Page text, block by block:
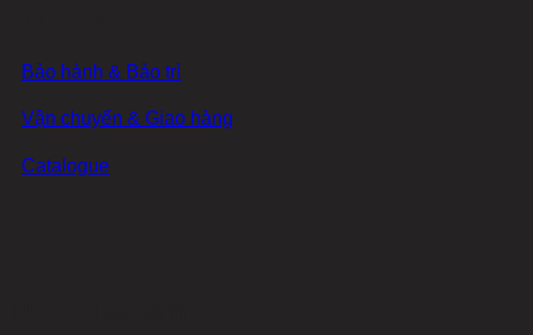
Bảo hành & Bảo trì
Vận chuyển & Giao hàng
Catalogue